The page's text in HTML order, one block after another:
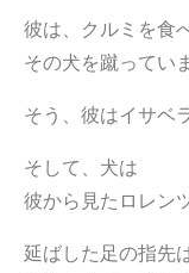
彼は、クルミを食
その犬を蹴ってい
そう、彼はイサベ
そして、犬は
彼から見たロレン
延ばした足の指先